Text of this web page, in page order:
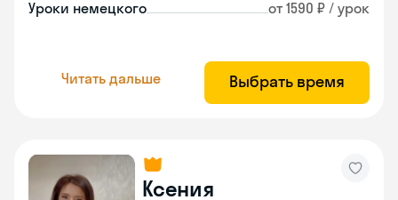
Уроки немецкого от 1590 ₽ / урок
Читать дальше Выбрать время
Ксения